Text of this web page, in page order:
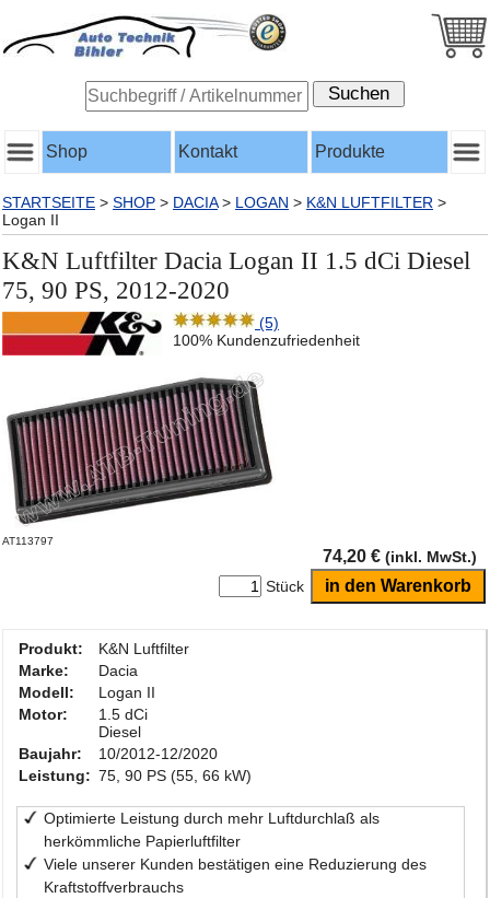
Shop Kontakt Produkte
STARTSEITE > SHOP > DACIA > LOGAN > K&N LUFTFILTER >
Logan II
K&N Luftfilter Dacia Logan II 1.5 dCi Diesel
75, 90 PS, 2012-2020
(5)
100% Kundenzufriedenheit
AT113797
74,20 € (inkl. MwSt.)
Stück
Produkt:
K&N Luftfilter
Marke:
Dacia
Modell:
Logan II
Motor:
1.5 dCi
Diesel
Baujahr:
10/2012-12/2020
Leistung: 75, 90 PS (55, 66 kW)
Optimierte Leistung durch mehr Luftdurchlaß als
herkömmliche Papierluftfilter
Viele unserer Kunden bestätigen eine Reduzierung des
Kraftstoffverbrauchs